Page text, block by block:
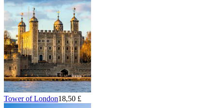
Tower of London18,50 £